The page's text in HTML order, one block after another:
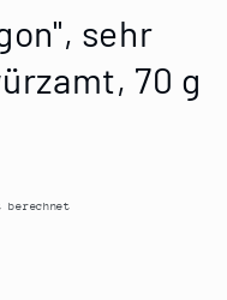
sehr
70 g
berechnet